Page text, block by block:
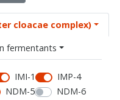
cloacae complex)
fermentants
IMI-1
IMP-4
NDM-5
NDM-6